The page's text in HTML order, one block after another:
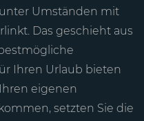
Umständen mit
Das geschieht aus
Ihren Urlaub bieten
eigenen
setzten Sie die